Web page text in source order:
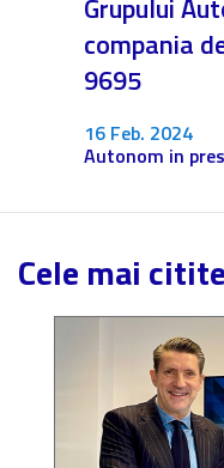
Grupului
compania
9695
16 Feb. 2024
Autonom in
Cele mai